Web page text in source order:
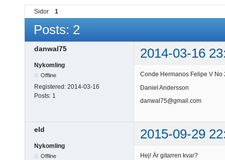
Sidor 1
Posts: 2
danwal75 2014-03-16
Nykomling
Offline
Registered: 2014-03-16
Posts: 1
Conde Hermanos Felipe V No
Daniel Andersson
danwal75@gmail.com
eld 2015-09-29
Nykomling
Offline Hej! Är gitarren kvar?